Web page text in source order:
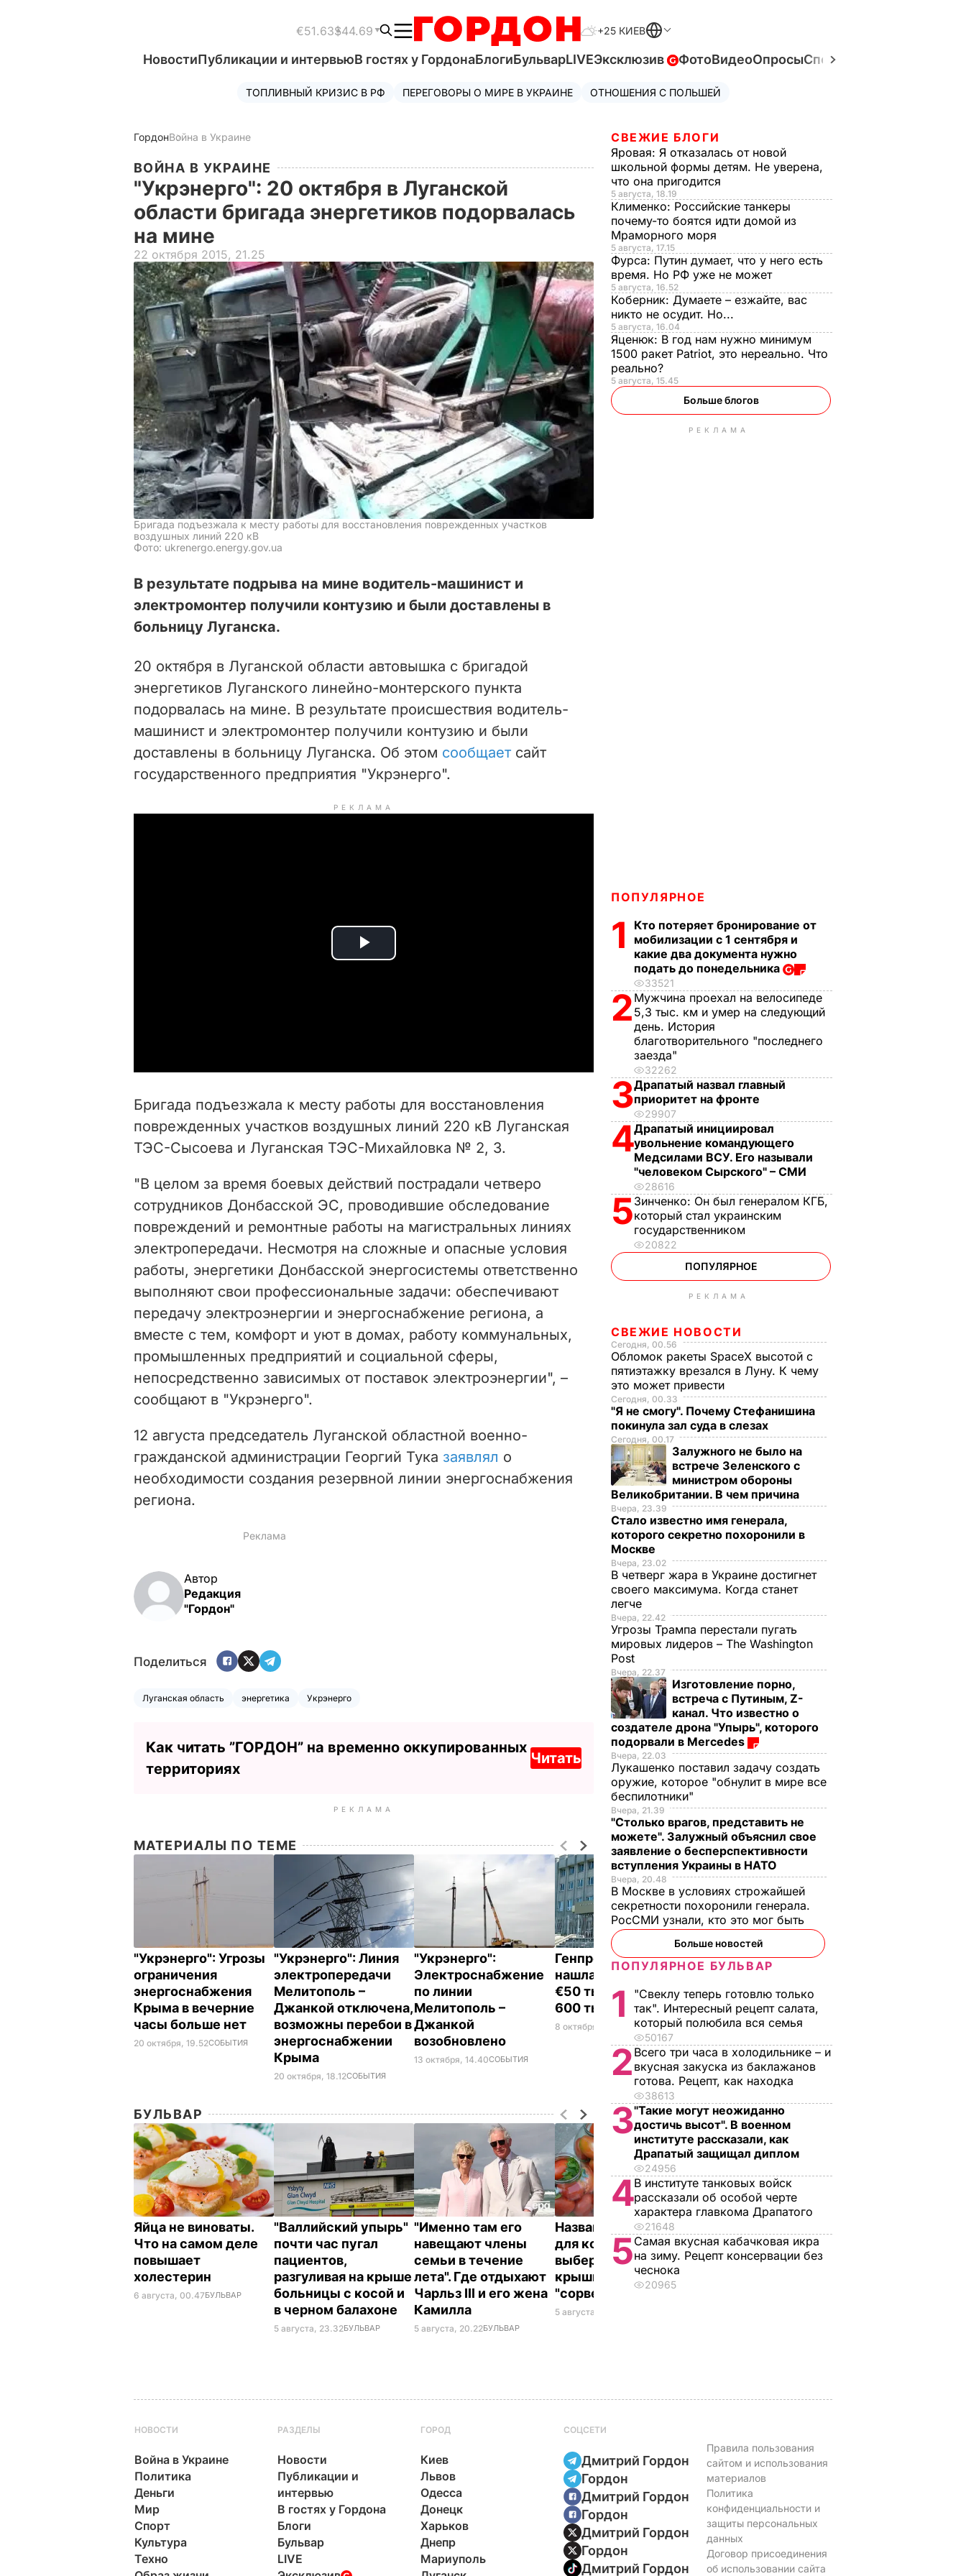
€51.63$44.69 +25 КИЕВ
НовостиПубликации и интервьюВ гостях у ГордонаБлогиБульварLIVEЭксклюзив ФотоВидеоОпросыСпецпроекты
ТОПЛИВНЫЙ КРИЗИС В РФ ПЕРЕГОВОРЫ О МИРЕ В УКРАИНЕ ОТНОШЕНИЯ С ПОЛЬШЕЙ
ГордонВойна в Украине
ВОЙНА В УКРАИНЕ
"Укрэнерго": 20 октября в Луганской
области бригада энергетиков подорвалась
на мине
22 октября 2015, 21.25
Бригада подъезжала к месту работы для восстановления поврежденных участков
воздушных линий 220 кВ
Фото: ukrenergo.energy.gov.ua
В результате подрыва на мине водитель-машинист и
электромонтер получили контузию и были доставлены в
больницу Луганска.
20 октября в Луганской области автовышка с бригадой
энергетиков Луганского линейно-монтерского пункта
подорвалась на мине. В результате происшествия водитель-
машинист и электромонтер получили контузию и были
доставлены в больницу Луганска. Об этом сообщаетсайт
государственного предприятия "Укрэнерго".
РЕКЛАМА
P
i
d
e
o
Бригада подъезжала к месту работы для восстановления
поврежденных участков воздушных линий 220 кВ Луганская
ТЭС-Сысоева и Луганская ТЭС-Михайловка № 2, 3.
"В целом за время боевых действий пострадали четверо
сотрудников Донбасской ЭС, проводившие обследование
повреждений и ремонтные работы на магистральных линиях
электропередачи. Несмотря на сложные и опасные условия
работы, энергетики Донбасской энергосистемы ответственно
выполняют свои профессиональные задачи: обеспечивают
передачу электроэнергии и энергоснабжение региона, а
вместе с тем, комфорт и уют в домах, работу коммунальных,
промышленных предприятий и социальной сферы,
непосредственно зависимых от поставок электроэнергии", –
сообщают в "Укрэнерго".
12 августа председатель Луганской областной военно-
гражданской администрации Георгий Тука заявлял о
необходимости создания резервной линии энергоснабжения
региона.
Автор
Редакция
"Гордон"
Поделиться
Луганская область энергетика Укрэнерго
Как читать ”ГОРДОН” на временно оккупированных
территориях
Читать
РЕКЛАМА
МАТЕРИАЛЫ ПО ТЕМЕ
"Укрэнерго": Угрозы
ограничения
энергоснабжения
Крыма в вечерние
часы больше нет
20 октября, 19.52СОБЫТИЯ
"Укрэнерго": Линия
электропередачи
Мелитополь –
Джанкой отключена,
возможны перебои в
энергоснабжении
Крыма
20 октября, 18.12СОБЫТИЯ
"Укрэнерго":
Электроснабжение
по линии
Мелитополь –
Джанкой
возобновлено
13 октября, 14.40СОБЫТИЯ
Генпрокуратура
нашла в "Укрэнерго"
€50 тыс., $200 тыс. и
600 тыс. грн
8 октября, 17.26 ПОЛИТИКА
МВД: В ходе обыска
у представителей
"Укрэнерго" изъяты
документы, деньги и
компьютерная
6 октября, 00.31ПОЛИТИКА
БУЛЬВАР
Яйца не виноваты.
Что на самом деле
повышает
холестерин
6 августа, 00.47БУЛЬВАР
"Валлийский упырь"
почти час пугал
пациентов,
разгуливая на крыше
больницы с косой и
в черном балахоне
5 августа, 23.32БУЛЬВАР
"Именно там его
навещают члены
семьи в течение
лета". Где отдыхают
Чарльз III и его жена
Камилла
5 августа, 20.22БУЛЬВАР
Названа лучшая соль
для консервации,
выберите ее – и
крышки на банках не
"сорвет"
5 августа, 19.34
говорят, что будет
тяжелая зима, и я не
СВЕЖИЕ БЛОГИ
Яровая: Я отказалась от новой
школьной формы детям. Не уверена,
что она пригодится
5 августа, 18.19
Клименко: Российские танкеры
почему-то боятся идти домой из
Мраморного моря
5 августа, 17.15
Фурса: Путин думает, что у него есть
время. Но РФ уже не может
5 августа, 16.52
Коберник: Думаете – езжайте, вас
никто не осудит. Но...
5 августа, 16.04
Яценюк: В год нам нужно минимум
1500 ракет Patriot, это нереально. Что
реально?
5 августа, 15.45
Больше блогов
РЕКЛАМА
ПОПУЛЯРНОЕ
1
Кто потеряет бронирование от
мобилизации с 1 сентября и
какие два документа нужно
подать до понедельника
33521
2 Мужчина проехал на велосипеде
5,3 тыс. км и умер на следующий
день. История
благотворительного "последнего
заезда"
32262
3Драпатый назвал главный
приоритет на фронте
29907
4Драпатый инициировал
увольнение командующего
Медсилами ВСУ. Его называли
"человеком Сырского" – СМИ
28616
5Зинченко: Он был генералом КГБ,
который стал украинским
государственником
20822
ПОПУЛЯРНОЕ
РЕКЛАМА
СВЕЖИЕ НОВОСТИ
Сегодня, 00.56
Обломок ракеты SpaceX высотой с
пятиэтажку врезался в Луну. К чему
это может привести
Сегодня, 00.33
"Я не смогу". Почему Стефанишина
покинула зал суда в слезах
Сегодня, 00.17
Залужного не было на
встрече Зеленского с
министром обороны
Великобритании. В чем причина
Вчера, 23.39
Стало известно имя генерала,
которого секретно похоронили в
Москве
Вчера, 23.02
В четверг жара в Украине достигнет
своего максимума. Когда станет
легче
Вчера, 22.42
Угрозы Трампа перестали пугать
мировых лидеров – The Washington
Post
Вчера, 22.37
Изготовление порно,
встреча с Путиным, Z-
канал. Что известно о
создателе дрона "Упырь", которого
подорвали в Mercedes
Вчера, 22.03
Лукашенко поставил задачу создать
оружие, которое "обнулит в мире все
беспилотники"
Вчера, 21.39
"Столько врагов, представить не
можете". Залужный объяснил свое
заявление о бесперспективности
вступления Украины в НАТО
Вчера, 20.48
В Москве в условиях строжайшей
секретности похоронили генерала.
РосСМИ узнали, кто это мог быть
Больше новостей
ПОПУЛЯРНОЕ БУЛЬВАР
1
"Свеклу теперь готовлю только
так". Интересный рецепт салата,
который полюбила вся семья
50167
2 Всего три часа в холодильнике – и
вкусная закуска из баклажанов
готова. Рецепт, как находка
38613
3"Такие могут неожиданно
достичь высот". В военном
институте рассказали, как
Драпатый защищал диплом
24956
4В институте танковых войск
рассказали об особой черте
характера главкома Драпатого
21648
5Самая вкусная кабачковая икра
на зиму. Рецепт консервации без
чеснока
20965
НОВОСТИ
Война в Украине
Политика
Деньги
Мир
Спорт
Культура
Техно
РАЗДЕЛЫ
Новости
Публикации и
интервью
В гостях у Гордона
Блоги
Бульвар
LIVE
ГОРОД
Киев
Львов
Одесса
Донецк
Харьков
Днепр
Мариуполь
СОЦСЕТИ
Дмитрий Гордон
Гордон
Дмитрий Гордон
Гордон
Дмитрий Гордон
Гордон
Дмитрий Гордон
Правила пользования
сайтом и использования
материалов
Политика
конфиденциальности и
защиты персональных
данных
Договор присоединения
об использовании сайта